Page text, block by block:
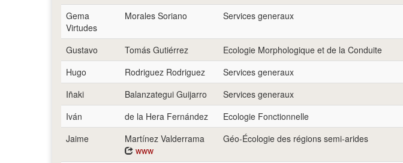
Gema
Virtudes
Morales Soriano Services generaux
Gustavo Tomás Gutiérrez Ecologie Morphologique et de la Conduite
Hugo
Rodriguez Rodriguez Services generaux
Iñaki
Balanzategui Guijarro Services generaux
Iván
de la Hera Fernández Ecologie Fonctionnelle
Jaime
Martínez Valderrama
www
Géo-Écologie des régions semi-arides